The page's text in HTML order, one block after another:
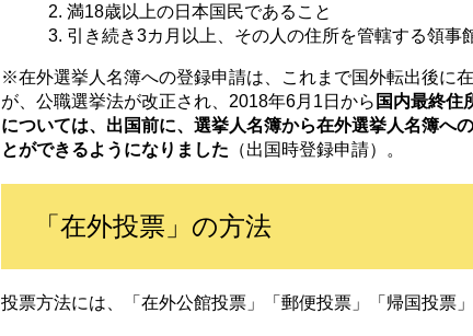
満18歳以上の日本国民であること
引き続き3カ月以上、その人の住所を管轄する領事
※在外選挙人名簿への登録申請は、これまで国外転出後に
が、公職選挙法が改正され、2018年6月1日から 国内最終住
については、出国前に、選挙人名簿から在外選挙人名簿へ
とができるようになりました （出国時登録申請）。
「在外投票」の方法
投票方法には、「在外公館投票」「郵便投票」「帰国投票」